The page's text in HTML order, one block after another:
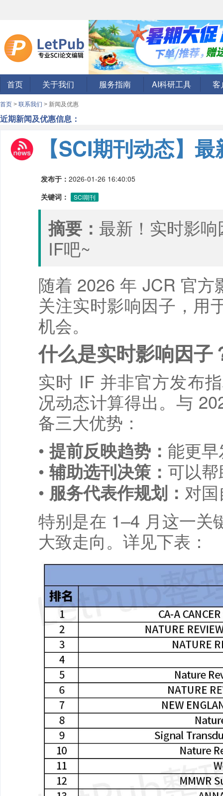
首页 关于我们 服务指南 AI科研工具 客
首页 > 联系我们 > 新闻及优惠
近期新闻及优惠信息：
【SCI期刊动态】
发布于： 2026-01-26 16:40:05
关键词：
SCI期刊
摘要： 最新！实时影
IF吧~
随着 2026 年 JCR 官方
关注实时影响因子，用
机会。
什么是实时影响因子
实时 IF 并非官方发布
况动态计算得出。与
备三大优势：
•提前反映趋势： 能更早
• 辅助选刊决策： 可以
• 服务代表作规划： 对
特别是在 1–4 月这一关
大致走向。详见下表：